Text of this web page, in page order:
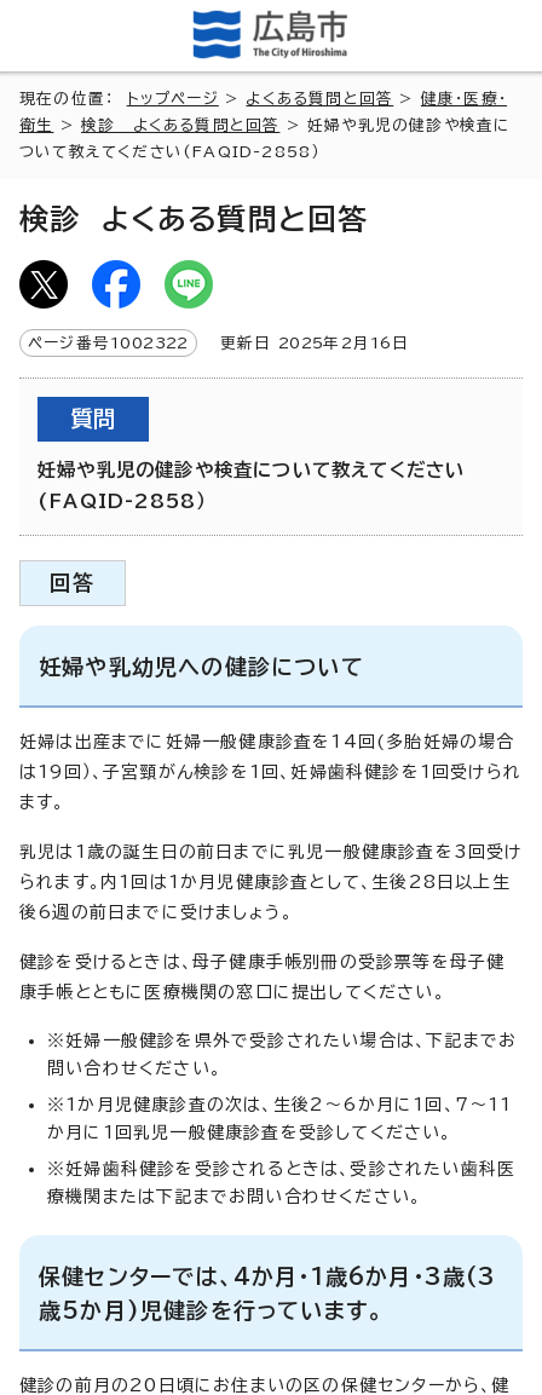
現在の位置： トップページ > よくある質問と回答 > 健康・医療・
衛生
>検診 よくある質問と回答
> 妊婦や乳児の健診や検査に
ついて教えてください(FAQID-2858）
検診 よくある質問と回答
ページ番号 1002322 更新日 2025年2月 16 日
質問
妊婦や乳児の健診や検査について教えてください
(FAQID-2858）
回答
妊婦や乳幼児への健診について
妊婦は出産までに妊婦一般健康診査を14回(多胎妊婦の場合
は19回）、子宮頸がん検診を1回、妊婦歯科健診を1回受けられ
ます。
乳児は1歳の誕生日の前日までに乳児一般健康診査を3回受け
られます。内1回は1か月児健康診査として、生後28日以上生
後6週の前日までに受けましょう。
健診を受けるときは、母子健康手帳別冊の受診票等を母子健
康手帳とともに医療機関の窓口に提出してください。
※妊婦一般健診を県外で受診されたい場合は、下記までお
問い合わせください。
※1か月児健康診査の次は、生後2～6か月に1回、7～11
か月に1回乳児一般健康診査を受診してください。
※妊婦歯科健診を受診されるときは、受診されたい歯科医
療機関または下記までお問い合わせください。
保健センターでは、4か月・1歳6か月・3歳(3
歳5か月)児健診を行っています。
健診の前月の20日頃にお住まいの区の保健センターから、健